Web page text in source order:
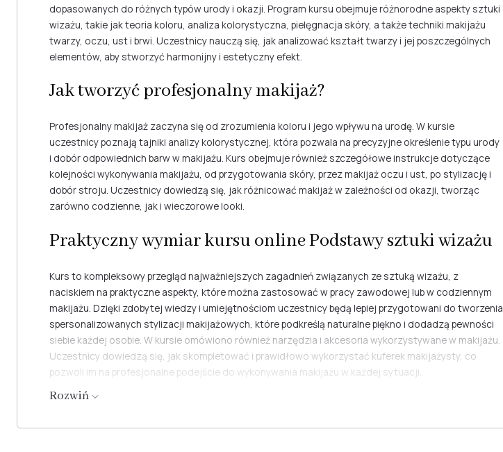
dopasowanych do różnych typów urody i okazji. Program kursu obejmuje różnorodne aspekty sztuki
wizażu, takie jak teoria koloru, analiza kolorystyczna, pielęgnacja skóry, a także techniki makijażu
twarzy, oczu, ust i brwi. Uczestnicy nauczą się, jak analizować kształt twarzy i jej poszczególnych
elementów, aby stworzyć harmonijny i estetyczny efekt.
Jak tworzyć profesjonalny makijaż?
Profesjonalny makijaż zaczyna się od zrozumienia koloru i jego wpływu na urodę. W kursie
uczestnicy poznają tajniki analizy kolorystycznej, która pozwala na precyzyjne określenie typu urody
i dobór odpowiednich barw w makijażu. Kurs obejmuje również szczegółowe instrukcje dotyczące
kolejności wykonywania makijażu, od przygotowania skóry, przez makijaż oczu i ust, po stylizację i
dobór stroju. Uczestnicy dowiedzą się, jak różnicować makijaż w zależności od okazji, tworząc
zarówno codzienne, jak i wieczorowe looki.
Praktyczny wymiar kursu online Podstawy sztuki wizażu
Kurs to kompleksowy przegląd najważniejszych zagadnień związanych ze sztuką wizażu, z
naciskiem na praktyczne aspekty, które można zastosować w pracy zawodowej lub w codziennym
makijażu. Dzięki zdobytej wiedzy i umiejętnościom uczestnicy będą lepiej przygotowani do tworzenia
spersonalizowanych stylizacji makijażowych, które podkreślą naturalne piękno i dodadzą pewności
siebie każdej osobie. W kursie omówiono również narzędzia i akcesoria wykorzystywane w makijażu.
Uczestnicy dowiedzą się, jak skompletować i prawidłowo wykorzystać kuferek makijażysty, co
pozwoli im na profesjonalne podejście do wykonywania makijażu w każdej sytuacji.
Rozwiń